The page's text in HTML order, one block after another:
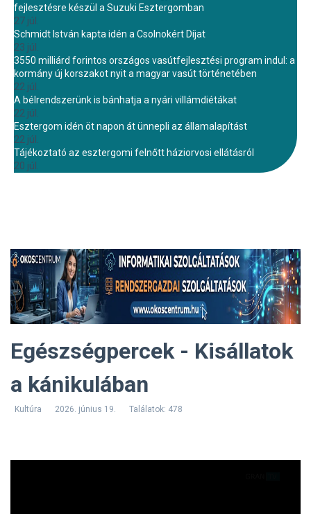
fejlesztésre készül a Suzuki Esztergomban
27 júl.
Schmidt István kapta idén a Csolnokért Díjat
23 júl.
3550 milliárd forintos országos vasútfejlesztési program indul: a
kormány új korszakot nyit a magyar vasút történetében
22 júl.
A bélrendszerünk is bánhatja a nyári villámdiétákat
22 júl.
Esztergom idén öt napon át ünnepli az államalapítást
22 júl.
Tájékoztató az esztergomi felnőtt háziorvosi ellátásról
20 júl.
Egészségpercek - Kisállatok
a kánikulában
Kultúra 2026. június 19. Találatok: 478